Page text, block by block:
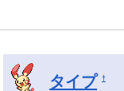
タイプ †